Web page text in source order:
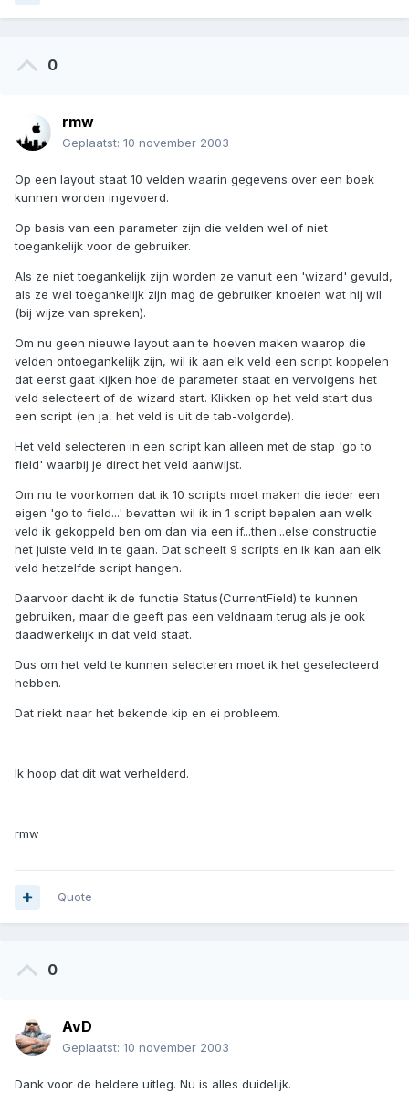
0
rmw
Geplaatst: 10 november 2003
Op een layout staat 10 velden waarin gegevens over een boek
kunnen worden ingevoerd.
Op basis van een parameter zijn die velden wel of niet
toegankelijk voor de gebruiker.
Als ze niet toegankelijk zijn worden ze vanuit een 'wizard' gevuld,
als ze wel toegankelijk zijn mag de gebruiker knoeien wat hij wil
(bij wijze van spreken).
Om nu geen nieuwe layout aan te hoeven maken waarop die
velden ontoegankelijk zijn, wil ik aan elk veld een script koppelen
dat eerst gaat kijken hoe de parameter staat en vervolgens het
veld selecteert of de wizard start. Klikken op het veld start dus
een script (en ja, het veld is uit de tab-volgorde).
Het veld selecteren in een script kan alleen met de stap 'go to
field' waarbij je direct het veld aanwijst.
Om nu te voorkomen dat ik 10 scripts moet maken die ieder een
eigen 'go to field...' bevatten wil ik in 1 script bepalen aan welk
veld ik gekoppeld ben om dan via een if...then...else constructie
het juiste veld in te gaan. Dat scheelt 9 scripts en ik kan aan elk
veld hetzelfde script hangen.
Daarvoor dacht ik de functie Status(CurrentField) te kunnen
gebruiken, maar die geeft pas een veldnaam terug als je ook
daadwerkelijk in dat veld staat.
Dus om het veld te kunnen selecteren moet ik het geselecteerd
hebben.
Dat riekt naar het bekende kip en ei probleem.
Ik hoop dat dit wat verhelderd.
rmw
Quote
0
AvD
Geplaatst: 10 november 2003
Dank voor de heldere uitleg. Nu is alles duidelijk.